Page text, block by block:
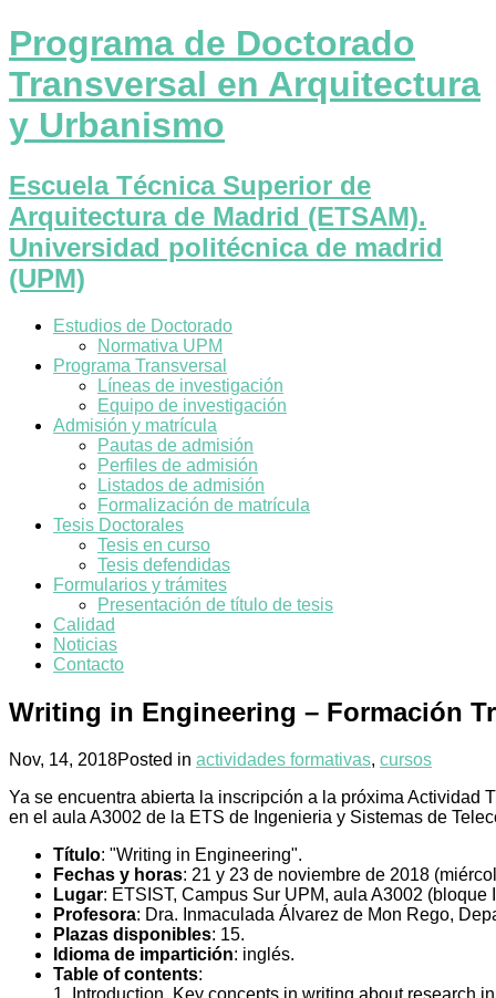
Programa de Doctorado
Transversal en Arquitectura
y Urbanismo
Escuela Técnica Superior de
Arquitectura de Madrid (ETSAM).
Universidad politécnica de madrid
(UPM)
Estudios de Doctorado
Normativa UPM
Programa Transversal
Líneas de investigación
Equipo de investigación
Admisión y matrícula
Pautas de admisión
Perfiles de admisión
Listados de admisión
Formalización de matrícula
Tesis Doctorales
Tesis en curso
Tesis defendidas
Formularios y trámites
Presentación de título de tesis
Calidad
Noticias
Contacto
Writing in Engineering – Formación
Nov, 14, 2018Posted in actividades formativas, cursos
Ya se encuentra abierta la inscripción a la próxima Actividad
en el aula A3002 de la ETS de Ingenieria y Sistemas de
Título: "Writing in Engineering".
Fechas y horas: 21 y 23 de noviembre de 2018
Lugar: ETSIST, Campus Sur UPM, aula A3002 (bloque
Profesora: Dra. Inmaculada Álvarez de Mon Rego,
Plazas disponibles: 15.
Idioma de impartición: inglés.
Table of contents:
1. Introduction. Key concepts in writing about research